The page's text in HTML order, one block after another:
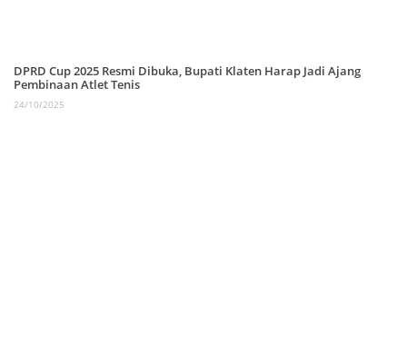
DPRD Cup 2025 Resmi Dibuka, Bupati Klaten Harap Jadi Ajang
Pembinaan Atlet Tenis
24/10/2025